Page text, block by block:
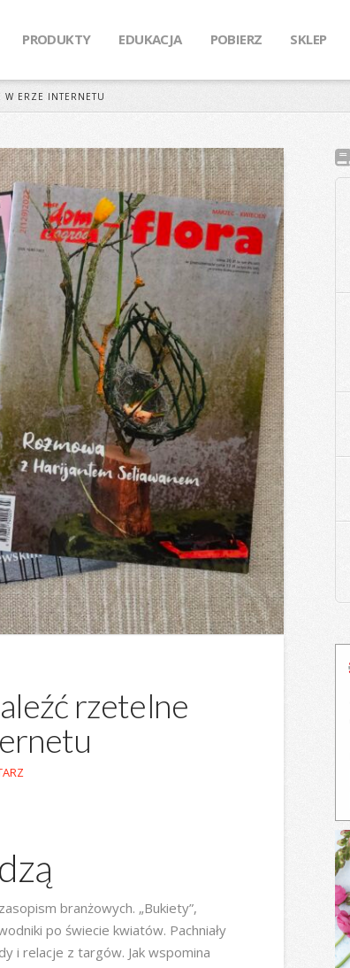
PRODUKTY EDUKACJA POBIERZ SKLEP
W ERZE INTERNETU
rzetelne
branżowych. „Bukiety”,
po świecie kwiatów. Pachniały
i relacje z targów. Jak wspomina